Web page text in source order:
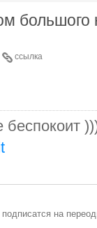
большого
ссылка
беспокоит
на